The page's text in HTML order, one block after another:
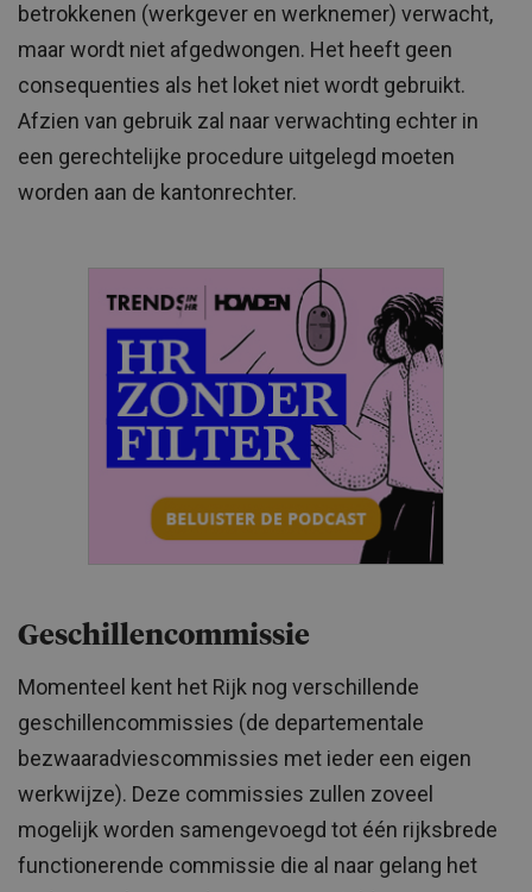
betrokkenen (werkgever en werknemer) verwacht,
maar wordt niet afgedwongen. Het heeft geen
consequenties als het loket niet wordt gebruikt.
Afzien van gebruik zal naar verwachting echter in
een gerechtelijke procedure uitgelegd moeten
worden aan de kantonrechter.
Geschillencommissie
Momenteel kent het Rijk nog verschillende
geschillencommissies (de departementale
bezwaaradviescommissies met ieder een eigen
werkwijze). Deze commissies zullen zoveel
mogelijk worden samengevoegd tot één rijksbrede
functionerende commissie die al naar gelang het